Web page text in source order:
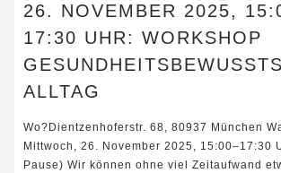
26. NOVEMBER 2025,
17:30 UHR: WORKSHOP
ALLTAG
Wo?Dientzenhoferstr. 68, 80937 München
Mittwoch, 26. November 2025, 15:00–17:30
Pause) Wir können ohne viel Zeitaufwand